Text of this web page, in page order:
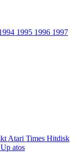
1995 1996 1997
Atari Times Hitdisk
atos